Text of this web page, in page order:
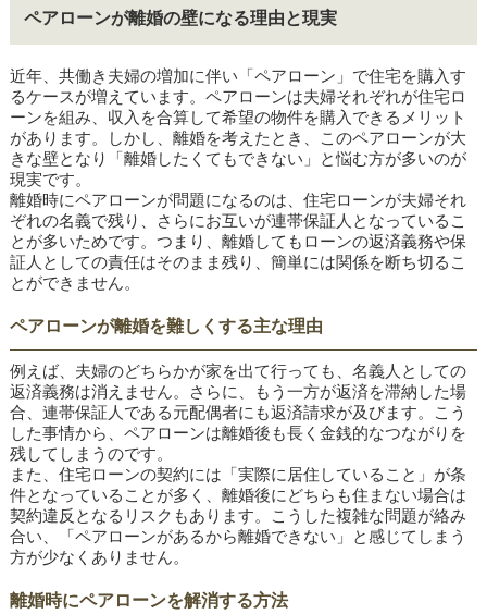
ペアローンが離婚の壁になる理由と現実
近年、共働き夫婦の増加に伴い「ペアローン」で住宅を購入す
るケースが増えています。ペアローンは夫婦それぞれが住宅ロ
ーンを組み、収入を合算して希望の物件を購入できるメリット
があります。しかし、離婚を考えたとき、このペアローンが大
きな壁となり「離婚したくてもできない」と悩む方が多いのが
現実です。
離婚時にペアローンが問題になるのは、住宅ローンが夫婦それ
ぞれの名義で残り、さらにお互いが連帯保証人となっているこ
とが多いためです。つまり、離婚してもローンの返済義務や保
証人としての責任はそのまま残り、簡単には関係を断ち切るこ
とができません。
ペアローンが離婚を難しくする主な理由
例えば、夫婦のどちらかが家を出て行っても、名義人としての
返済義務は消えません。さらに、もう一方が返済を滞納した場
合、連帯保証人である元配偶者にも返済請求が及びます。こう
した事情から、ペアローンは離婚後も長く金銭的なつながりを
残してしまうのです。
また、住宅ローンの契約には「実際に居住していること」が条
件となっていることが多く、離婚後にどちらも住まない場合は
契約違反となるリスクもあります。こうした複雑な問題が絡み
合い、「ペアローンがあるから離婚できない」と感じてしまう
方が少なくありません。
離婚時にペアローンを解消する方法